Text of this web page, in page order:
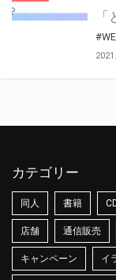
カテゴリー
同人 書籍
店舗 通信販売
キャンペーン イ